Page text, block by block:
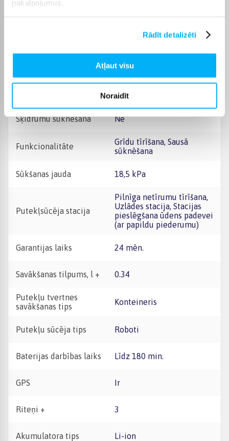
pakalpojumus.
Rādīt detalizēti
Atļaut visu
Noraidīt
Ražotājs
Bezvadu
240
Jā
Šķidrumu sūknēšana Nē
Funkcionalitāte
Grīdu tīrīšana, Sausā
sūknēšana
Sūkšanas jauda 18,5 kPa
Putekļsūcēja stacija
Pilnīga netīrumu tīrīšana,
Uzlādes stacija, Stacijas
pieslēgšana ūdens padevei
(ar papildu piederumu)
Garantijas laiks 24 mēn.
Savākšanas tilpums, l + 0.34
Putekļu tvertnes
savākšanas tips
Konteineris
Putekļu sūcēja tips Roboti
Baterijas darbības laiks Līdz 180 min.
GPS Ir
Riteņi + 3
Akumulatora tips Li-ion